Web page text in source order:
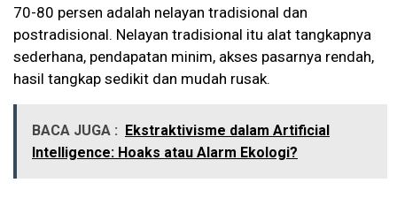
70-80 persen adalah nelayan tradisional dan
postradisional. Nelayan tradisional itu alat tangkapnya
sederhana, pendapatan minim, akses pasarnya rendah,
hasil tangkap sedikit dan mudah rusak.
BACA JUGA : Ekstraktivisme dalam Artificial
Intelligence: Hoaks atau Alarm Ekologi?